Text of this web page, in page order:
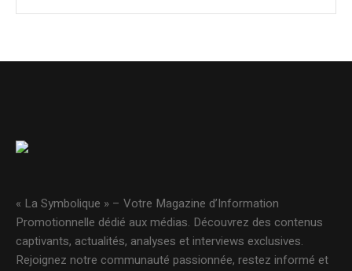
« La Symbolique » – Votre Magazine d’Information
Promotionnelle dédié aux médias. Découvrez des contenus
captivants, actualités, analyses et interviews exclusives.
Rejoignez notre communauté passionnée, restez informé et